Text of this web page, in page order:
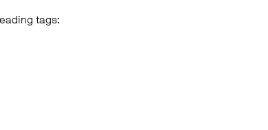
tags: